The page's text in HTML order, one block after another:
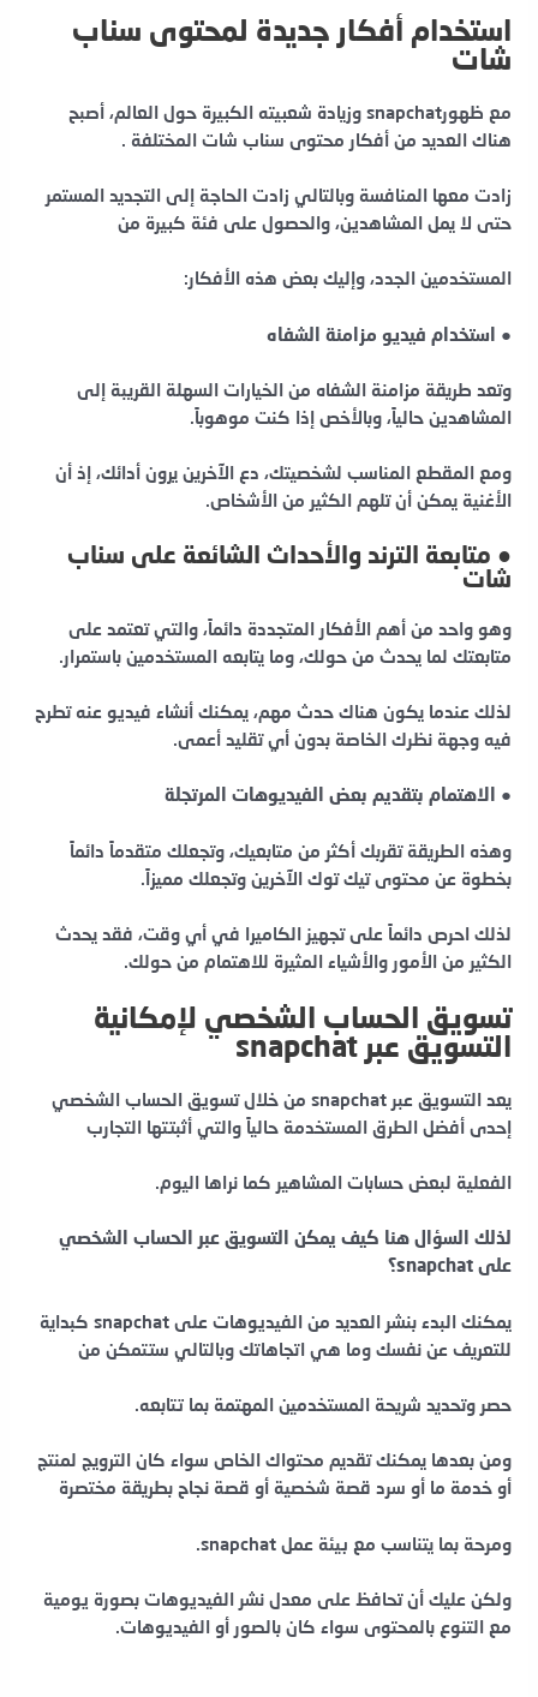
استخدام أفكار جديدة لمحتوى سناب
شات
مع ظهورsnapchat وزيادة شعبيته الكبيرة حول العالم، أصبح
هناك العديد من أفكار محتوى سناب شات المختلفة .
زادت معها المنافسة وبالتالي زادت الحاجة إلى التجديد المستمر
حتى لا يمل المشاهدين، والحصول على فئة كبيرة من
المستخدمين الجدد، وإليك بعض هذه الأفكار:
● استخدام فيديو مزامنة الشفاه
وتعد طريقة مزامنة الشفاه من الخيارات السهلة القريبة إلى
المشاهدين حالياً، وبالأخص إذا كنت موهوباً.
ومع المقطع المناسب لشخصيتك، دع الآخرين يرون أدائك، إذ أن
الأغنية يمكن أن تلهم الكثير من الأشخاص.
● متابعة الترند والأحداث الشائعة على سناب
شات
وهو واحد من أهم الأفكار المتجددة دائماً، والتي تعتمد على
متابعتك لما يحدث من حولك، وما يتابعه المستخدمين باستمرار.
لذلك عندما يكون هناك حدث مهم، يمكنك أنشاء فيديو عنه تطرح
فيه وجهة نظرك الخاصة بدون أي تقليد أعمى.
● الاهتمام بتقديم بعض الفيديوهات المرتجلة
وهذه الطريقة تقربك أكثر من متابعيك، وتجعلك متقدماً دائماً
بخطوة عن محتوى تيك توك الآخرين وتجعلك مميزاً.
لذلك احرص دائماً على تجهيز الكاميرا في أي وقت، فقد يحدث
الكثير من الأمور والأشياء المثيرة للاهتمام من حولك.
تسويق الحساب الشخصي لإمكانية
التسويق عبر snapchat
يعد التسويق عبر snapchat من خلال تسويق الحساب الشخصي
إحدى أفضل الطرق المستخدمة حالياً والتي أثبتتها التجارب
الفعلية لبعض حسابات المشاهير كما نراها اليوم.
لذلك السؤال هنا كيف يمكن التسويق عبر الحساب الشخصي
على snapchat؟
يمكنك البدء بنشر العديد من الفيديوهات على snapchat كبداية
للتعريف عن نفسك وما هي اتجاهاتك وبالتالي ستتمكن من
حصر وتحديد شريحة المستخدمين المهتمة بما تتابعه.
ومن بعدها يمكنك تقديم محتواك الخاص سواء كان الترويج لمنتج
أو خدمة ما أو سرد قصة شخصية أو قصة نجاح بطريقة مختصرة
ومرحة بما يتناسب مع بيئة عمل snapchat.
ولكن عليك أن تحافظ على معدل نشر الفيديوهات بصورة يومية
مع التنوع بالمحتوى سواء كان بالصور أو الفيديوهات.